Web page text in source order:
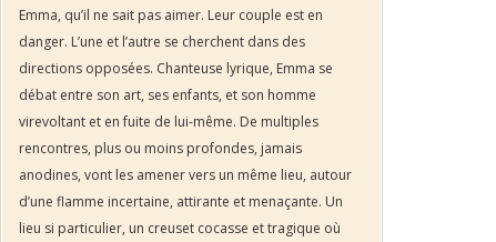
Emma, qu’il ne sait pas aimer. Leur couple est en
danger. L’une et l’autre se cherchent dans des
directions opposées. Chanteuse lyrique, Emma se
débat entre son art, ses enfants, et son homme
virevoltant et en fuite de lui-même. De multiples
rencontres, plus ou moins profondes, jamais
anodines, vont les amener vers un même lieu, autour
d’une flamme incertaine, attirante et menaçante. Un
lieu si particulier, un creuset cocasse et tragique où